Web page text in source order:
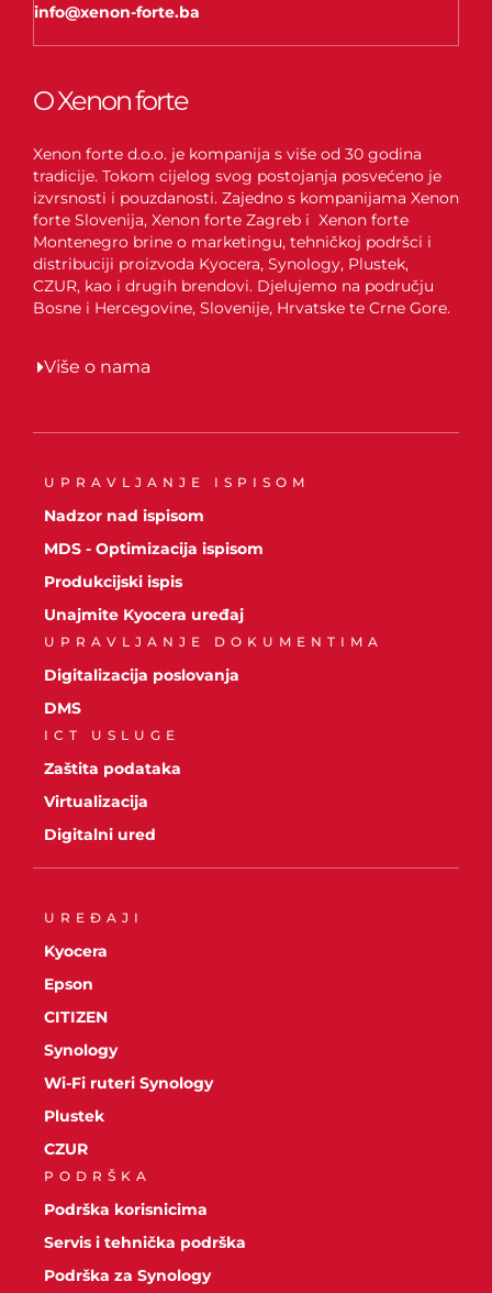
info@xenon-forte.ba
O Xenon forte
Xenon forte d.o.o. je kompanija s više od 30 godina
tradicije. Tokom cijelog svog postojanja posvećeno je
izvrsnosti i pouzdanosti. Zajedno s kompanijama Xenon
forte Slovenija, Xenon forte Zagreb i Xenon forte
Montenegro brine o marketingu, tehničkoj podršci i
distribuciji proizvoda Kyocera, Synology, Plustek,
CZUR, kao i drugih brendovi. Djelujemo na području
Bosne i Hercegovine, Slovenije, Hrvatske te Crne Gore.
Više o nama
UPRAVLJANJE ISPISOM
Nadzor nad ispisom
MDS - Optimizacija ispisom
Produkcijski ispis
Unajmite Kyocera uređaj
UPRAVLJANJE DOKUMENTIMA
Digitalizacija poslovanja
DMS
ICT USLUGE
Zaštita podataka
Virtualizacija
Digitalni ured
UREĐAJI
Kyocera
Epson
CITIZEN
Synology
Wi-Fi ruteri Synology
Plustek
CZUR
PODRŠKA
Podrška korisnicima
Servis i tehnička podrška
Podrška za Synology